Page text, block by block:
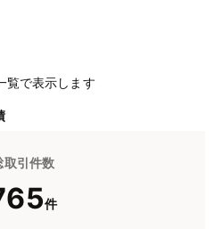
覧で表示します
取引件数
件